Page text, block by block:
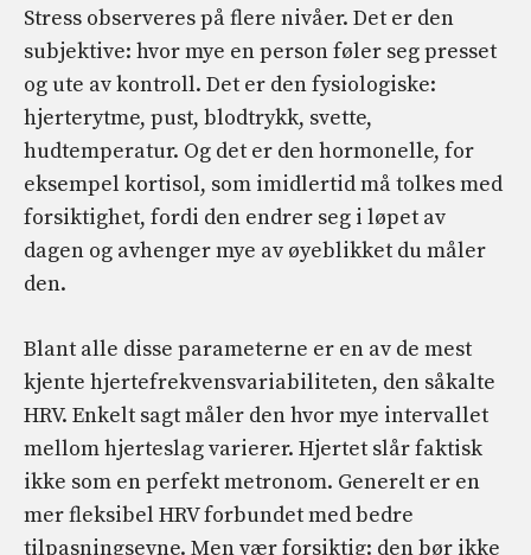
Stress observeres på flere nivåer. Det er den
subjektive: hvor mye en person føler seg presset
og ute av kontroll. Det er den fysiologiske:
hjerterytme, pust, blodtrykk, svette,
hudtemperatur. Og det er den hormonelle, for
eksempel kortisol, som imidlertid må tolkes med
forsiktighet, fordi den endrer seg i løpet av
dagen og avhenger mye av øyeblikket du måler
den.
Blant alle disse parameterne er en av de mest
kjente hjertefrekvensvariabiliteten, den såkalte
HRV. Enkelt sagt måler den hvor mye intervallet
mellom hjerteslag varierer. Hjertet slår faktisk
ikke som en perfekt metronom. Generelt er en
mer fleksibel HRV forbundet med bedre
tilpasningsevne. Men vær forsiktig: den bør ikke